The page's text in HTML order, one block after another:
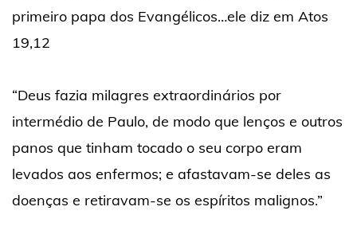
primeiro papa dos Evangélicos…ele diz em Atos
19,12
“Deus fazia milagres extraordinários por
intermédio de Paulo, de modo que lenços e outros
panos que tinham tocado o seu corpo eram
levados aos enfermos; e afastavam-se deles as
doenças e retiravam-se os espíritos malignos.”